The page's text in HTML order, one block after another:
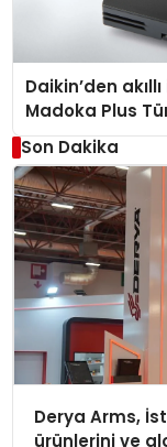
Daikin’den
Madoka Plus
Son Dakika
Derya Arms,
ürünlerini ve